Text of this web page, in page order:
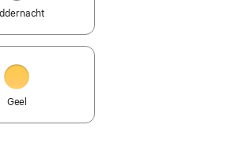
Geel